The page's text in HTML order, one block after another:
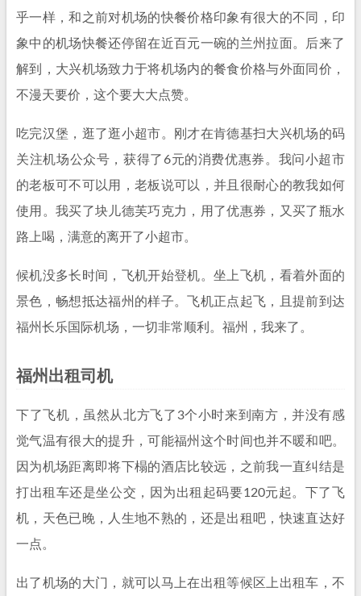
乎一样，和之前对机场的快餐价格印象有很大的不同，印
象中的机场快餐还停留在近百元一碗的兰州拉面。后来了
解到，大兴机场致力于将机场内的餐食价格与外面同价，
不漫天要价，这个要大大点赞。
吃完汉堡，逛了逛小超市。刚才在肯德基扫大兴机场的码
关注机场公众号，获得了6元的消费优惠券。我问小超市
的老板可不可以用，老板说可以，并且很耐心的教我如何
使用。我买了块儿德芙巧克力，用了优惠券，又买了瓶水
路上喝，满意的离开了小超市。
候机没多长时间，飞机开始登机。坐上飞机，看着外面的
景色，畅想抵达福州的样子。飞机正点起飞，且提前到达
福州长乐国际机场，一切非常顺利。福州，我来了。
福州出租司机
下了飞机，虽然从北方飞了3个小时来到南方，并没有感
觉气温有很大的提升，可能福州这个时间也并不暖和吧。
因为机场距离即将下榻的酒店比较远，之前我一直纠结是
打出租车还是坐公交，因为出租起码要120元起。下了飞
机，天色已晚，人生地不熟的，还是出租吧，快速直达好
一点。
出了机场的大门，就可以马上在出租等候区上出租车，不